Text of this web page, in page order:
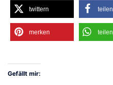
twittern teilen
merken teilen
Gefällt mir: